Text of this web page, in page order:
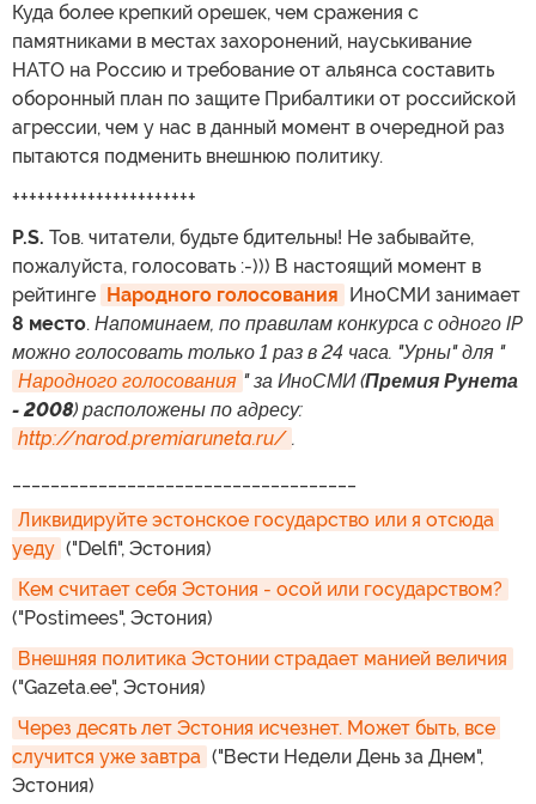
Куда более крепкий орешек, чем сражения с
памятниками в местах захоронений, науськивание
НАТО на Россию и требование от альянса составить
оборонный план по защите Прибалтики от российской
агрессии, чем у нас в данный момент в очередной раз
пытаются подменить внешнюю политику.
++++++++++++++++++++++
P.S. Тов. читатели, будьте бдительны! Не забывайте,
пожалуйста, голосовать :-))) В настоящий момент в
рейтинге Народного голосования ИноСМИ занимает
8 место. Напоминаем, по правилам конкурса с одного IP
можно голосовать только 1 раз в 24 часа. "Урны" для "
Народного голосования " за ИноСМИ (Премия Рунета
- 2008) расположены по адресу:
http://narod.premiaruneta.ru/ .
Ликвидируйте эстонское государство или я отсюда
уеду ("Delfi", Эстония)
Кем считает себя Эстония - осой или государством?
("Postimees", Эстония)
Внешняя политика Эстонии страдает манией величия
("Gazeta.ee", Эстония)
Через десять лет Эстония исчезнет. Может быть, все
случится уже завтра ("Вести Недели День за Днем",
Эстония)